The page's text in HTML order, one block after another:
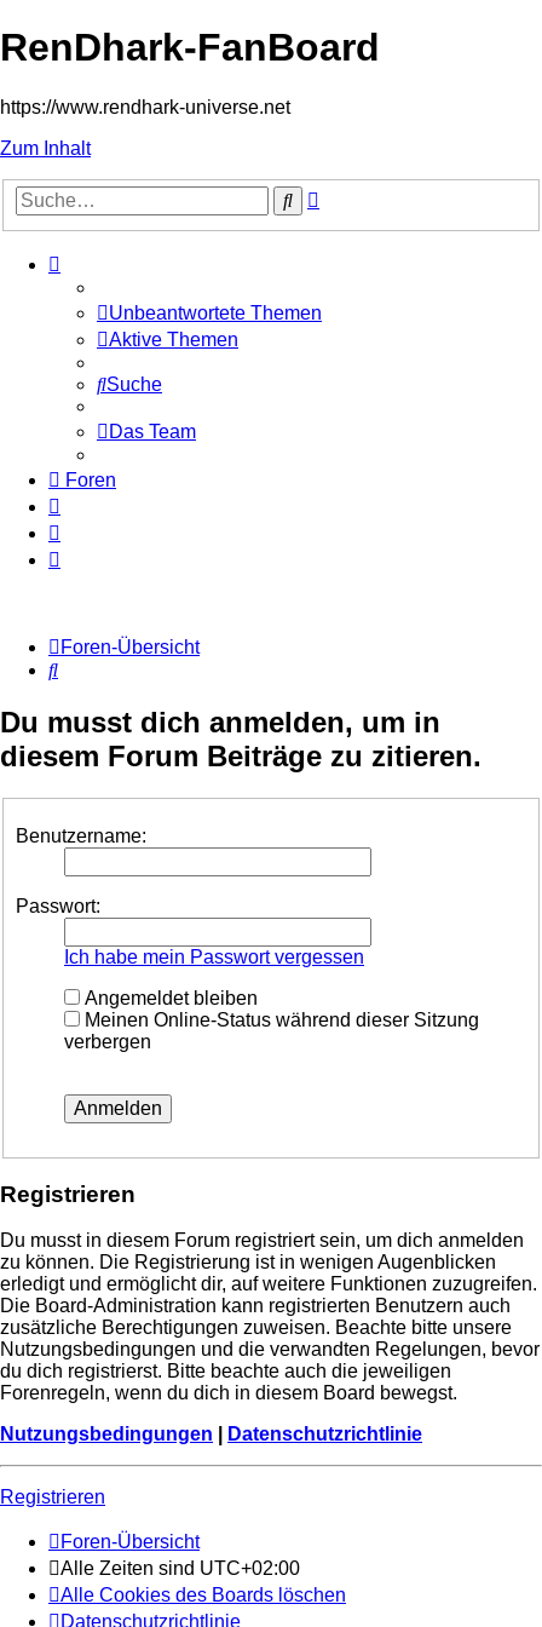
RenDhark-FanBoard
https://www.rendhark-universe.net
Zum Inhalt
Suche
Unbeantwortete Themen
Aktive Themen
Suche
Das Team
Foren
Foren-Übersicht
Suche
Du musst dich anmelden, um in
diesem Forum Beiträge zu zitieren.
Benutzername:
Passwort:
Ich habe mein Passwort vergessen
Angemeldet bleiben
Meinen Online-Status während dieser Sitzung
verbergen
Registrieren
Du musst in diesem Forum registriert sein, um dich anmelden
zu können. Die Registrierung ist in wenigen Augenblicken
erledigt und ermöglicht dir, auf weitere Funktionen zuzugreifen.
Die Board-Administration kann registrierten Benutzern auch
zusätzliche Berechtigungen zuweisen. Beachte bitte unsere
Nutzungsbedingungen und die verwandten Regelungen, bevor
du dich registrierst. Bitte beachte auch die jeweiligen
Forenregeln, wenn du dich in diesem Board bewegst.
Nutzungsbedingungen
Datenschutzrichtlinie
Registrieren
Foren-Übersicht
Alle Zeiten sind UTC+02:00
Alle Cookies des Boards löschen
Datenschutzrichtlinie